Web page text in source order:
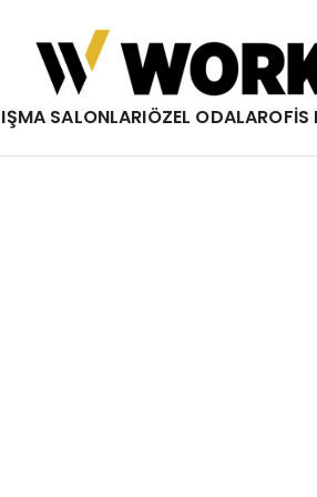
SALONLARIÖZEL ODALAROFİS